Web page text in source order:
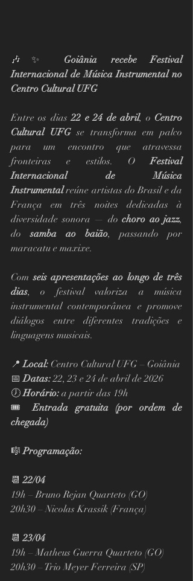
🎶✨ Goiânia recebe Festival
Internacional de Música Instrumental no
Centro Cultural UFG
Entre os dias 22 e 24 de abril, o Centro
Cultural UFG se transforma em palco
para um encontro que atravessa
fronteiras e estilos. O Festival
Internacional de Música
Instrumental reúne artistas do Brasil e da
França em três noites dedicadas à
diversidade sonora — do choro ao jazz,
do samba ao baião, passando por
maracatu e maxixe.
Com seis apresentações ao longo de três
dias, o festival valoriza a música
instrumental contemporânea e promove
diálogos entre diferentes tradições e
linguagens musicais.
📍 Local: Centro Cultural UFG – Goiânia
📅 Datas: 22, 23 e 24 de abril de 2026
🕖 Horário: a partir das 19h
🎟️ Entrada gratuita (por ordem de
chegada)
🎼 Programação:
📆 22/04
19h – Bruno Rejan Quarteto (GO)
20h30 – Nicolas Krassik (França)
📆 23/04
19h – Matheus Guerra Quarteto (GO)
20h30 – Trio Meyer Ferreira (SP)